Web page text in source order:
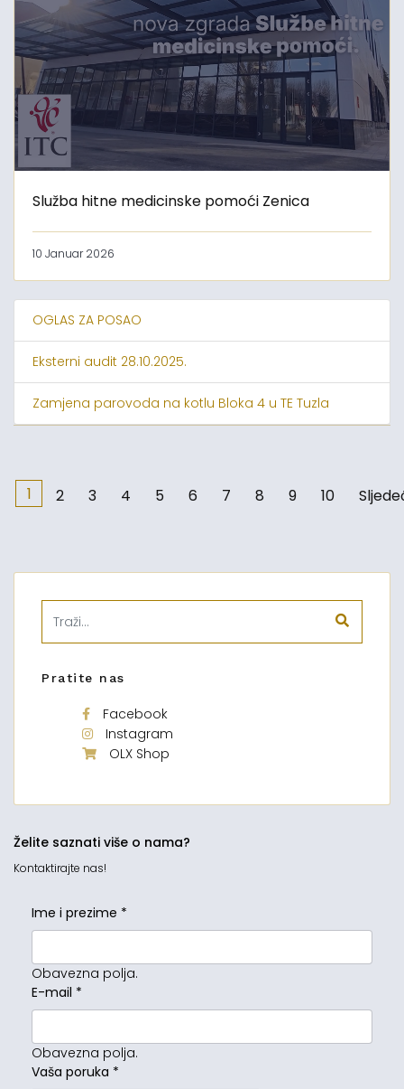
Služba hitne medicinske pomoći Zenica
10 Januar 2026
OGLAS ZA POSAO
Eksterni audit 28.10.2025.
Zamjena parovoda na kotlu Bloka 4 u TE Tuzla
1 2 3 4 5 6 7 8 9 10
Pratite nas
Facebook
Instagram
OLX Shop
Želite saznati više o nama?
Kontaktirajte nas!
Ime i prezime *
Obavezna polja.
E-mail *
Obavezna polja.
Vaša poruka *